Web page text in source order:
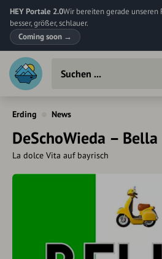
HEY Portale 2.0Wir bereiten gerade unseren
besser, größer, schlauer.
Coming soon →
Erding News
DeSchoWieda –
La dolce Vita auf bayrisch